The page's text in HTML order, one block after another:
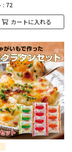
: 72
カートに入れる